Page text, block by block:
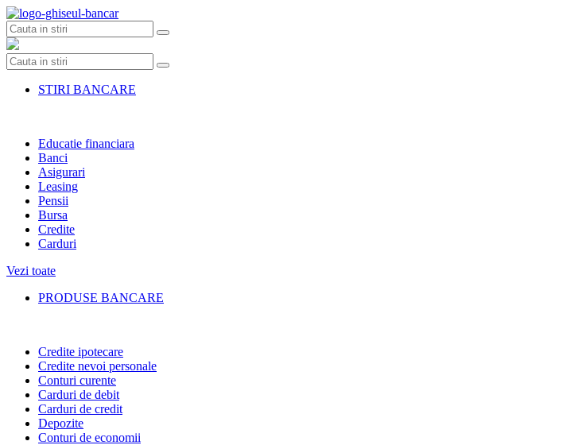
Skip
to
content
STIRI BANCARE
Educatie financiara
Banci
Asigurari
Leasing
Pensii
Bursa
Credite
Carduri
Vezi toate
PRODUSE BANCARE
Credite ipotecare
Credite nevoi personale
Conturi curente
Carduri de debit
Carduri de credit
Depozite
Conturi de economii